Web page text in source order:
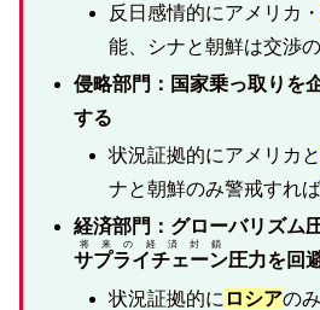
反日感情的にアメリカ・
能、シナと朝鮮は交渉
侵略部門：国家乗っ取りを
する
状況証拠的にアメリカと
ナと朝鮮のみ警戒すれ
経済部門：グローバリズム
サプライチェーン
将来の経済封鎖
圧力を回
状況証拠的に ロシアの